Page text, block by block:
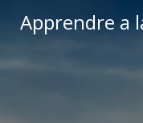
Apprendre a